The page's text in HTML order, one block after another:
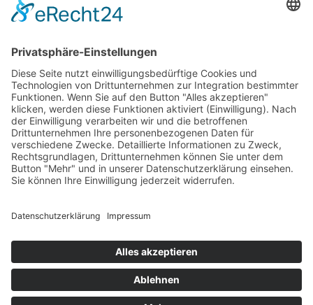
LogIn
Sitemap
POSTANSCHRIFT
Gesamtschule Osterfeld
Westfälische Straße 17
46117 Oberhausen
UNSERE PARTNER